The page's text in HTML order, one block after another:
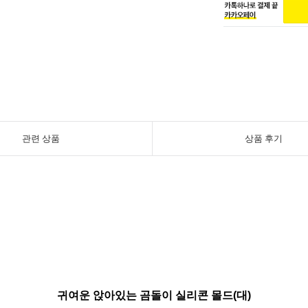
관련 상품 상품 후기
귀여운 앉아있는 곰돌이 실리콘 몰드(대)